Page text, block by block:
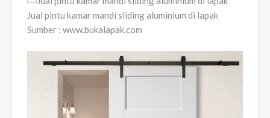
Jual pintu kamar mandi sliding aluminium di lapak
Sumber : www.bukalapak.com